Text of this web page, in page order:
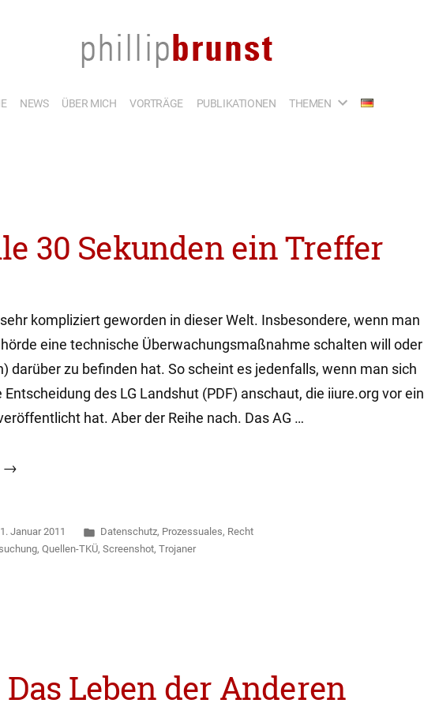
NEWS ÜBER MICH VORTRÄGE PUBLIKATIONEN THEMEN
30 Sekunden ein Treffer
kompliziert geworden in dieser Welt. Insbesondere, wenn man
eine technische Überwachungsmaßnahme schalten will oder
darüber zu befinden hat. So scheint es jedenfalls, wenn man sich
des LG Landshut (PDF) anschaut, die iiure.org vor ein
hat. Aber der Reihe nach. Das AG …
Januar 2011
Veröffentlicht
in
Datenschutz, Prozessuales, Recht
,Quellen-TKÜ,Screenshot,Trojaner
Das Leben der Anderen